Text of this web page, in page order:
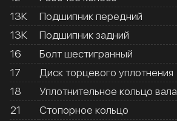
13К
Подшипник передний
13К
Подшипник задний
16
Болт шестигранный
17
Диск торцевого уплотнения
18
Уплотнительное кольцо вала
21
Стопорное кольцо